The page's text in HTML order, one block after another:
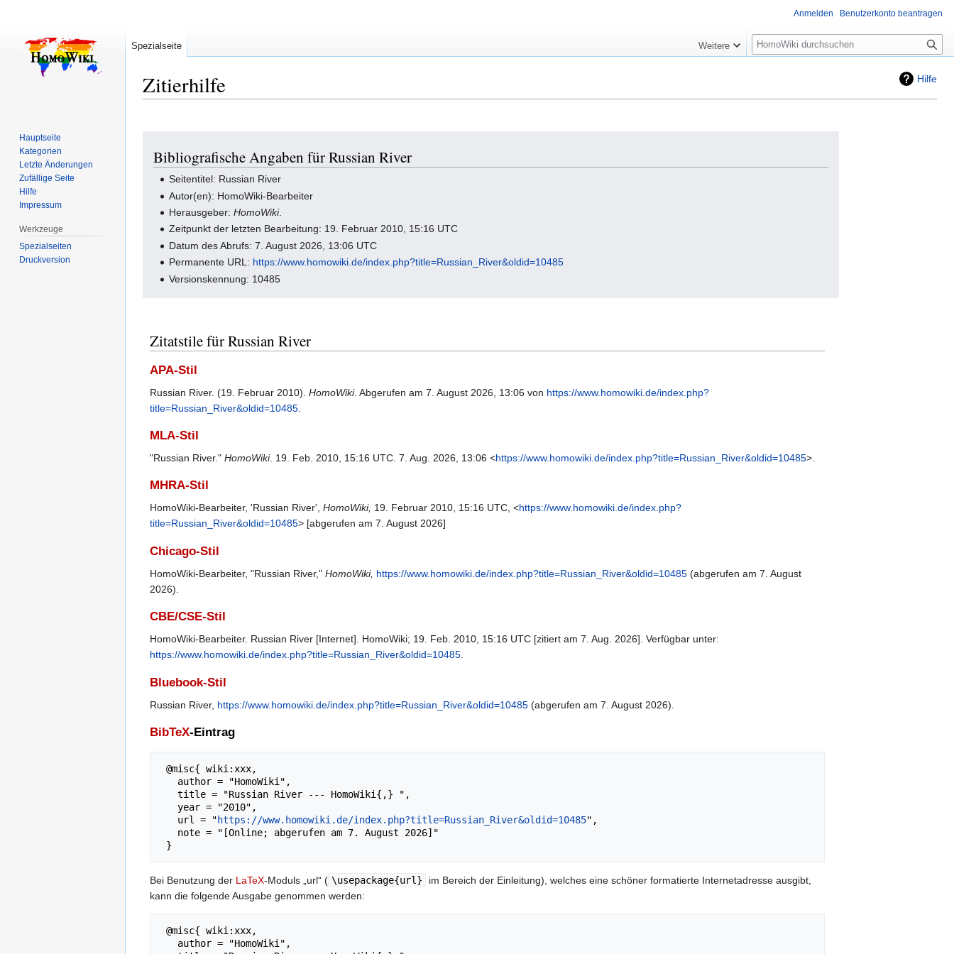
Hilfe
Zitierhilfe
Navigation
springen
Suche
springen
Bibliografische Angaben für Russian River
Seitentitel: Russian River
Autor(en): HomoWiki-Bearbeiter
Herausgeber:HomoWiki.
Zeitpunkt der letzten Bearbeitung: 19. Februar 2010, 15:16 UTC
Datum des Abrufs: 7. August 2026, 13:06 UTC
Permanente URL: https://www.homowiki.de/index.php?title=Russian_River&oldid=10485
Versionskennung: 10485
Zitatstile für Russian River
APA-Stil
Russian River. (19. Februar 2010). HomoWiki. Abgerufen am 7. August 2026, 13:06 von https://www.homowiki.de/index.php?
title=Russian_River&oldid=10485
MLA-Stil
"Russian River." HomoWiki. 19. Feb. 2010, 15:16 UTC. 7. Aug. 2026, 13:06 <https://www.homowiki.de/index.php?title=Russian_River&oldid=10485>.
MHRA-Stil
HomoWiki-Bearbeiter, 'Russian River', HomoWiki, 19. Februar 2010, 15:16 UTC, <https://www.homowiki.de/index.php?
title=Russian_River&oldid=10485> [abgerufen am 7. August 2026]
Chicago-Stil
HomoWiki-Bearbeiter, "Russian River," HomoWiki, https://www.homowiki.de/index.php?title=Russian_River&oldid=10485 (abgerufen am 7. August
2026).
CBE/CSE-Stil
HomoWiki-Bearbeiter. Russian River [Internet]. HomoWiki; 19. Feb. 2010, 15:16 UTC [zitiert am 7. Aug. 2026]. Verfügbar unter:
https://www.homowiki.de/index.php?title=Russian_River&oldid=10485
Bluebook-Stil
Russian River, https://www.homowiki.de/index.php?title=Russian_River&oldid=10485 (abgerufen am 7. August 2026).
BibTeX-Eintrag
   url = "
https://www.homowiki.de/index.php?title=Russian_River&oldid=10485",
Bei Benutzung der LaTeX-Moduls „url“ ( \usepackage{url}
im Bereich der Einleitung), welches eine schöner formatierte Internetadresse ausgibt,
kann die folgende Ausgabe genommen werden:
Anmelden Benutzerkonto beantragen
Spezialseite Weitere
Suche
Hauptseite
Kategorien
Letzte Änderungen
Zufällige Seite
Hilfe
Impressum
Werkzeuge
Spezialseiten
Druckversion